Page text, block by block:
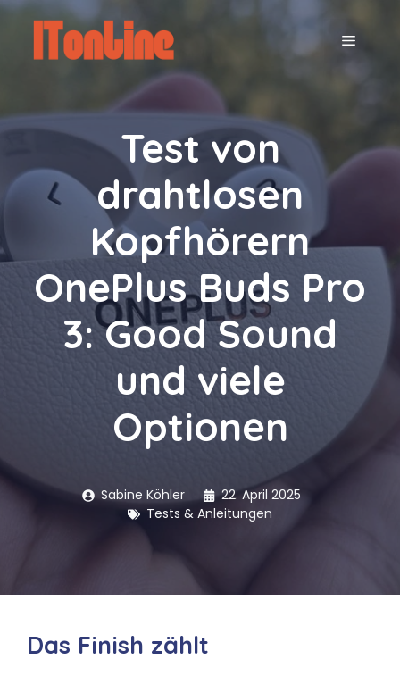
Zum
springen
MENÜ
Test von
drahtlosen
Kopfhörern
OnePlus Buds Pro
3: Good Sound
und viele
Optionen
Sabine Köhler
22. April 2025
Tests & Anleitungen
Das Finish zählt